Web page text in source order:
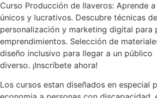
Curso Producción de llaveros: Aprende
únicos y lucrativos. Descubre técnicas
personalización y marketing digital para
emprendimientos. Selección de
diseño inclusivo para llegar a un público
diverso. ¡Inscríbete ahora!
Los cursos estan diseñados en especial